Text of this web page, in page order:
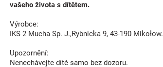
vašeho života s dítětem.
Výrobce:
IKS 2 Mucha Sp. J.,Rybnicka 9, 43-190 Mikołow.
Upozornění:
Nenechávejte dítě samo bez dozoru.